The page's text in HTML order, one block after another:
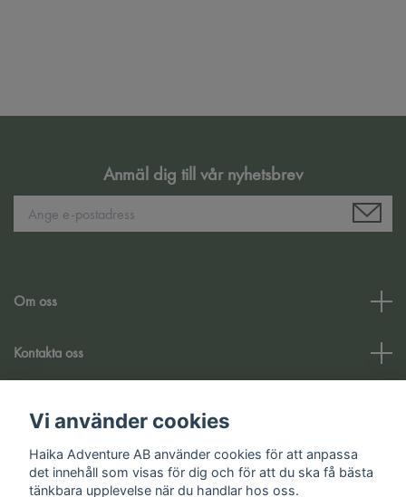
Anmäl dig till vår nyhetsbrev
Om oss
Kontakta oss
Sociala medier
Vi använder cookies
Haika Adventure AB använder cookies för att anpassa
det innehåll som visas för dig och för att du ska få bästa
tänkbara upplevelse när du handlar hos oss.